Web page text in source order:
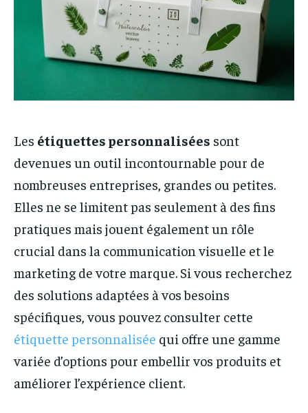
Les étiquettes personnalisées sont
devenues un outil incontournable pour de
nombreuses entreprises, grandes ou petites.
Elles ne se limitent pas seulement à des fins
pratiques mais jouent également un rôle
crucial dans la communication visuelle et le
marketing de votre marque. Si vous recherchez
des solutions adaptées à vos besoins
spécifiques, vous pouvez consulter cette
étiquette personnalisée qui offre une gamme
variée d’options pour embellir vos produits et
améliorer l’expérience client.